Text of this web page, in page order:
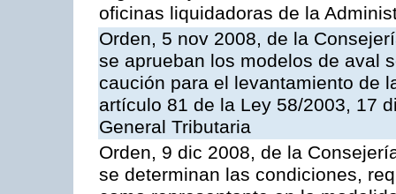
oficinas liquidadoras de la
Orden, 5 nov 2008, de la
se aprueban los modelos de aval
caución para el levantamiento de
artículo 81 de la Ley 58/2003, 17
General Tributaria
Orden, 9 dic 2008, de la
se determinan las condiciones,